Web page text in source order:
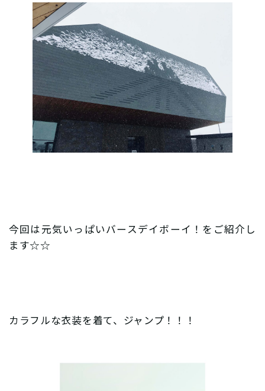
今回は元気いっぱいバースデイボーイ！をご紹介し
ます☆☆
カラフルな衣装を着て、ジャンプ！！！